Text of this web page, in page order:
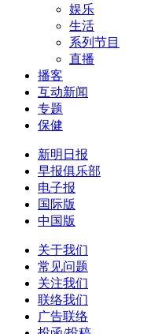
娱乐
生活
系列节目
直播
播客
互动新闻
专题
保健
新明日报
早报俱乐部
电子报
国际版
中国版
关于我们
常见问题
关注我们
联络我们
广告联络